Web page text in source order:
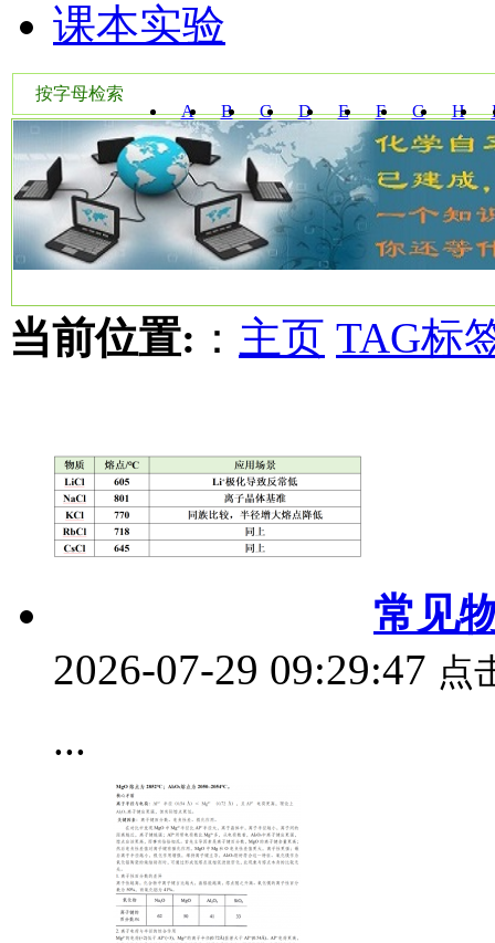
课本实验
按字母检索
A
B C D E F G H
W Y
当前位置: ： 主页 TAG标
常见
2026-07-29 09:29:47 点
...